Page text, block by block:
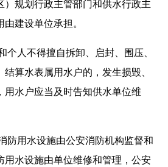
）规划行政主管部门和供水行政主
建设单位承担。
个人不得擅自拆卸、启封、围压、
算水表属用水户的，发生损毁、
用水户应当及时告知供水单位维
防用水设施由公安消防机构监督和
用水设施由单位维修和管理，公安